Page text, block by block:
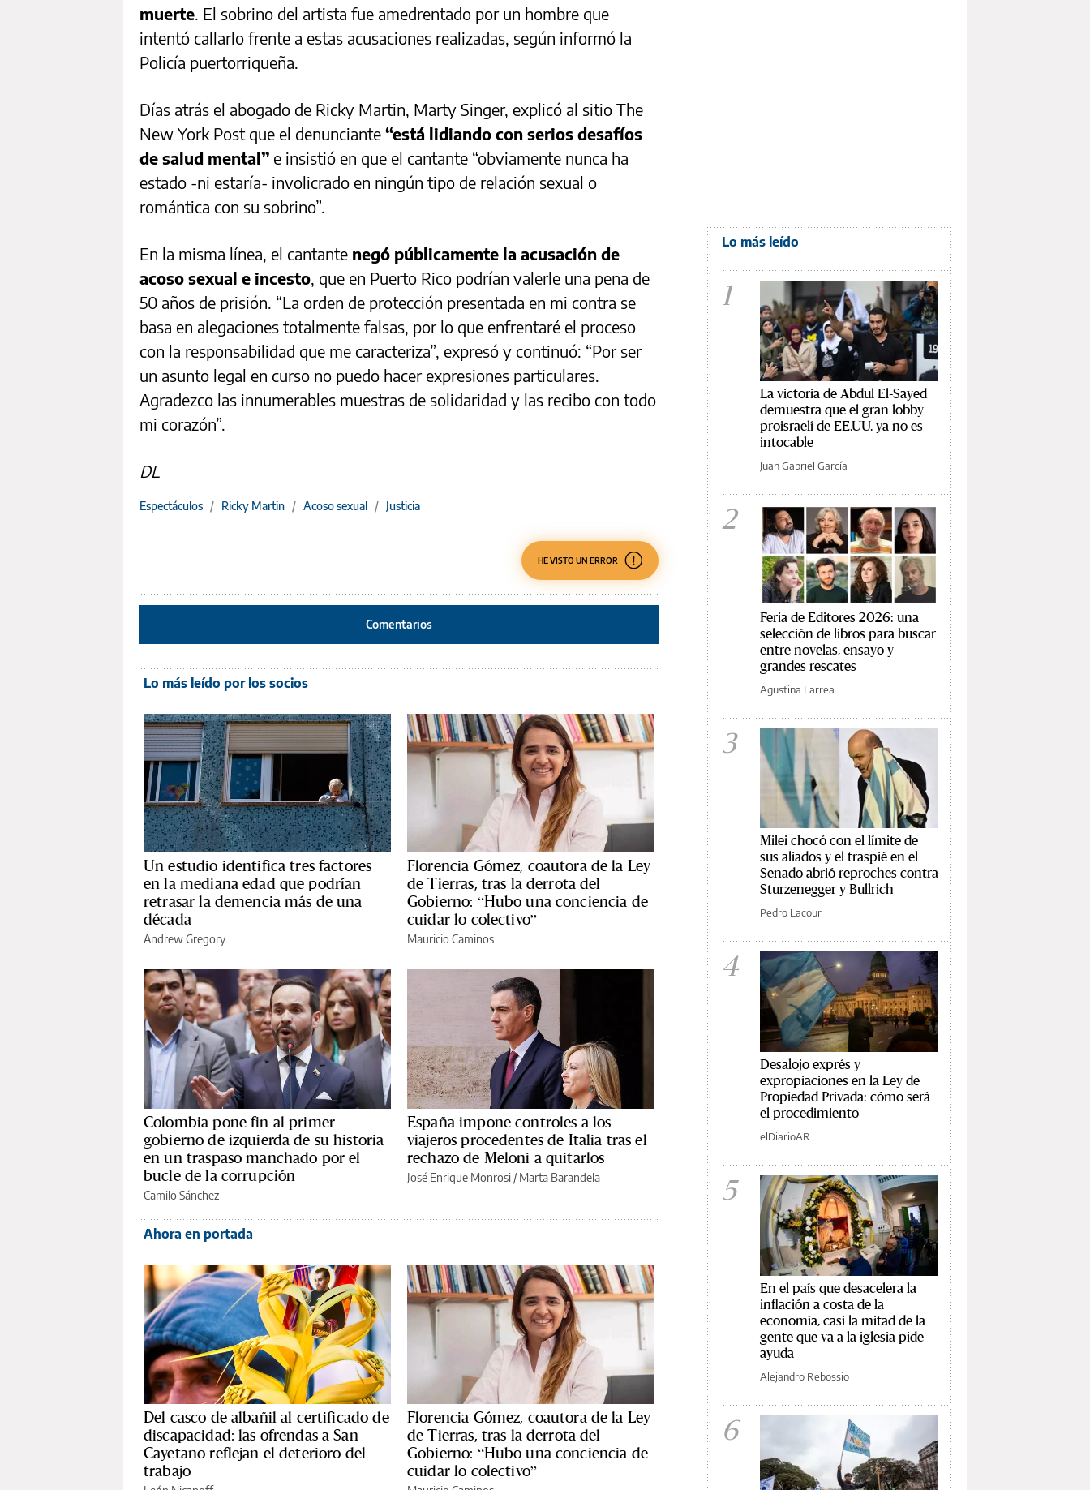
muerte. El sobrino del artista fue amedrentado por un hombre que
intentó callarlo frente a estas acusaciones realizadas, según informó la
Policía puertorriqueña.
Días atrás el abogado de Ricky Martin, Marty Singer, explicó al sitio The
New York Post que el denunciante “está lidiando con serios desafíos
de salud mental” e insistió en que el cantante “obviamente nunca ha
estado -ni estaría- involicrado en ningún tipo de relación sexual o
romántica con su sobrino”.
En la misma línea, el cantante negó públicamente la acusación de
acoso sexual e incesto, que en Puerto Rico podrían valerle una pena de
50 años de prisión. “La orden de protección presentada en mi contra se
basa en alegaciones totalmente falsas, por lo que enfrentaré el proceso
con la responsabilidad que me caracteriza”, expresó y continuó: “Por ser
un asunto legal en curso no puedo hacer expresiones particulares.
Agradezco las innumerables muestras de solidaridad y las recibo con todo
mi corazón”.
DL
Espectáculos / Ricky Martin / Acoso sexual / Justicia
HE VISTO UN ERROR
Comentarios
Lo más leído por los socios
Un estudio identifica tres factores
en la mediana edad que podrían
retrasar la demencia más de una
década
Andrew Gregory
Florencia Gómez, coautora de la Ley
de Tierras, tras la derrota del
Gobierno: “Hubo una conciencia de
cuidar lo colectivo”
Mauricio Caminos
Colombia pone fin al primer
gobierno de izquierda de su historia
en un traspaso manchado por el
bucle de la corrupción
Camilo Sánchez
España impone controles a los
viajeros procedentes de Italia tras el
rechazo de Meloni a quitarlos
José Enrique Monrosi / Marta Barandela
Ahora en portada
Del casco de albañil al certificado de
discapacidad: las ofrendas a San
Cayetano reflejan el deterioro del
trabajo
Florencia Gómez, coautora de la Ley
de Tierras, tras la derrota del
Gobierno: “Hubo una conciencia de
cuidar lo colectivo”
Lo más leído
1
La victoria de Abdul El-Sayed
demuestra que el gran lobby
proisraelí de EE.UU. ya no es
intocable
Juan Gabriel García
2
Feria de Editores 2026: una
selección de libros para buscar
entre novelas, ensayo y
grandes rescates
Agustina Larrea
3
Milei chocó con el límite de
sus aliados y el traspié en el
Senado abrió reproches contra
Sturzenegger y Bullrich
Pedro Lacour
4
Desalojo exprés y
expropiaciones en la Ley de
Propiedad Privada: cómo será
el procedimiento
elDiarioAR
5
En el país que desacelera la
inflación a costa de la
economía, casi la mitad de la
gente que va a la iglesia pide
ayuda
Alejandro Rebossio
6